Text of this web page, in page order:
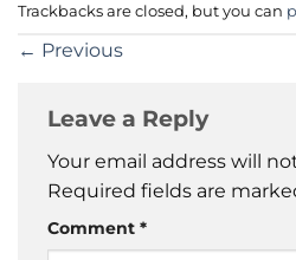
Trackbacks are closed, but you can
← Previous
Leave a Reply
Your email address will
Required fields are
Comment *